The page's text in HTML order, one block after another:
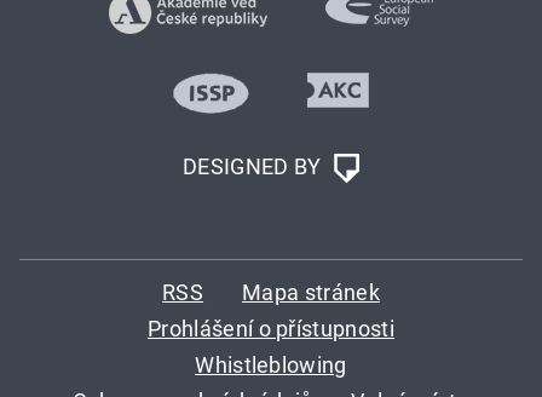
DESIGNED BY
RSS
Mapa stránek
Prohlášení o přístupnosti
Whistleblowing